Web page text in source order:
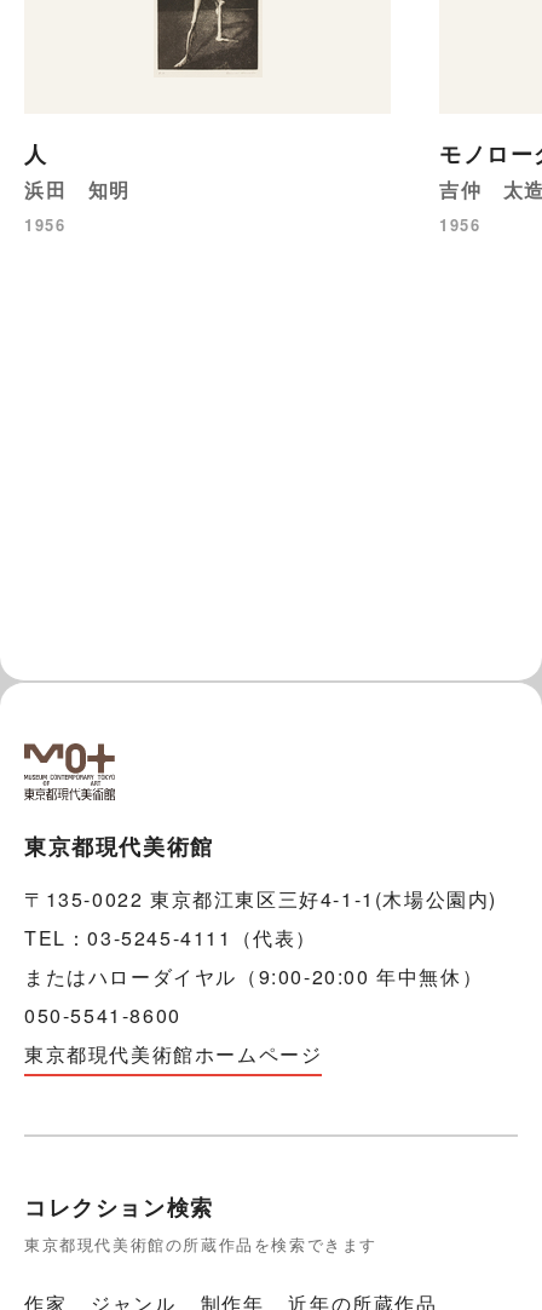
人
浜田 知明
1956
モノロー
吉仲 太
1956
東京都現代美術館
〒135-0022 東京都江東区三好4-1-1(木場公園内)
TEL：03-5245-4111（代表）
またはハローダイヤル（9:00-20:00 年中無休）
050-5541-8600
東京都現代美術館ホームページ
コレクション検索
東京都現代美術館の所蔵作品を検索できます
作家 ジャンル 制作年 近年の所蔵作品